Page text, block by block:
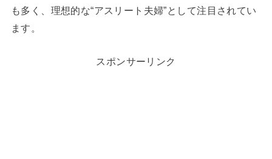
も多く、理想的な“アスリート夫婦”として注目されてい
ます。
スポンサーリンク